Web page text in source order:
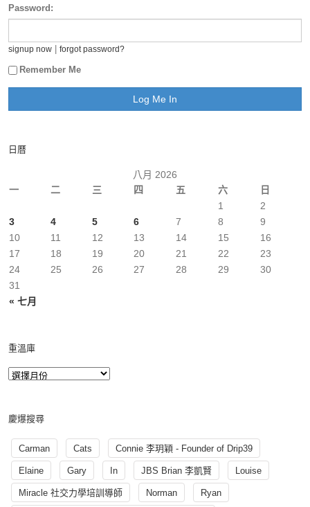
Password:
signup now forgot password?
Remember Me
日曆
八月 2026
一
二 三 四 五 六 日
« 七月
1
2
3
4 5 6 7 8
9
10
11 12 13 14 15
16
17
18 19 20 21 22
23
24
25 26 27 28 29
30
31
重溫庫
慶爆搜尋
Carman Cats Connie 李玥穎 - Founder of Drip39
Elaine Gary In JBS Brian 李凱賢 Louise
Miracle 社交力學培訓導師 Norman Ryan